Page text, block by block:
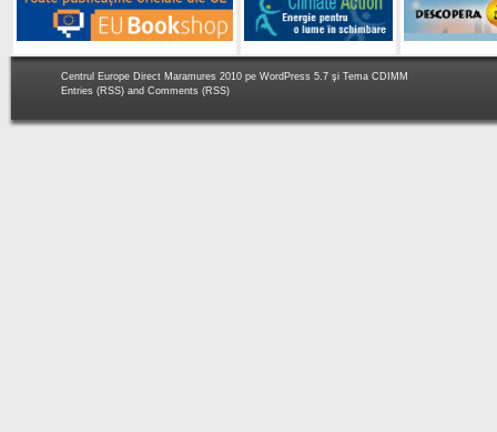
Centrul Europe Direct Maramures 2010 pe WordPress 5.7 şi Tema CDIMM
Entries (RSS) and Comments (RSS)